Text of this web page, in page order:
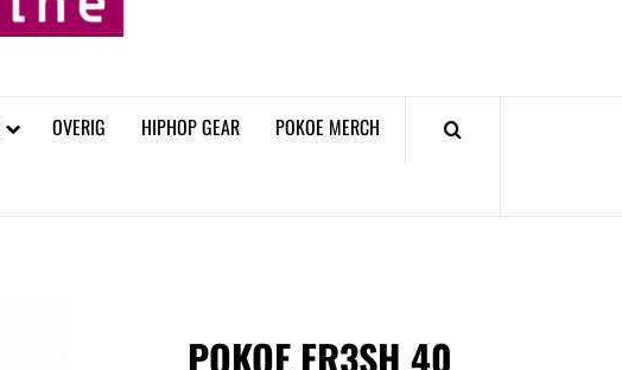
OVERIG HIPHOP GEAR POKOE MERCH
POKOE FR3SH 40